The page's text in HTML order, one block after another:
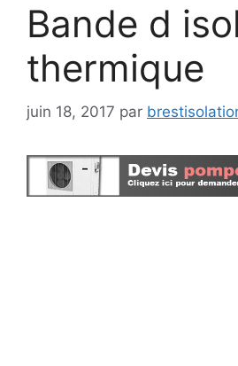
Bande d
thermique
juin 18, 2017 par